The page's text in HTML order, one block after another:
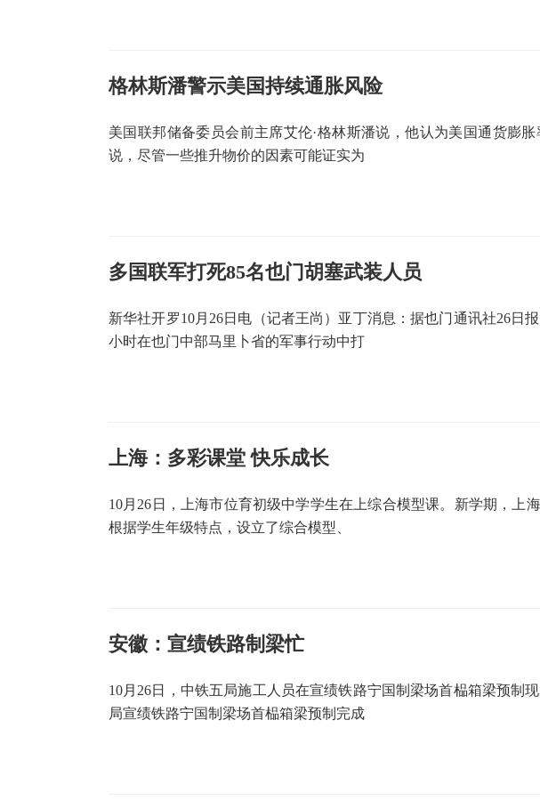
格林斯潘警示美国持续通胀风险
美国联邦储备委员会前主席艾伦·格林斯潘说，他认为美国通货膨
说，尽管一些推升物价的因素可能证实为
多国联军打死85名也门胡塞武装人员
新华社开罗10月26日电（记者王尚）亚丁消息：据也门通讯社26日
小时在也门中部马里卜省的军事行动中打
上海：多彩课堂 快乐成长
10月26日，上海市位育初级中学学生在上综合模型课。新学期，上
根据学生年级特点，设立了综合模型、
安徽：宣绩铁路制梁忙
10月26日，中铁五局施工人员在宣绩铁路宁国制梁场首榀箱梁预制
局宣绩铁路宁国制梁场首榀箱梁预制完成